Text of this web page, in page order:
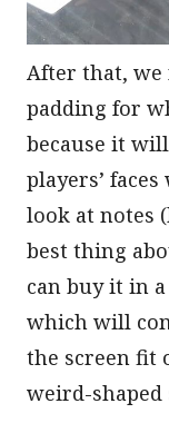
After that, we
padding for
because it
players’
look at notes
best thing
can buy it in
which will
the screen fit
weird-shaped